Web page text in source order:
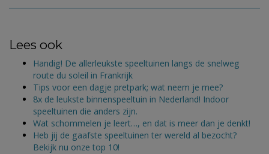
Lees ook
Handig! De allerleukste speeltuinen langs de snelweg
route du soleil in Frankrijk
Tips voor een dagje pretpark; wat neem je mee?
8x de leukste binnenspeeltuin in Nederland! Indoor
speeltuinen die anders zijn.
Wat schommelen je leert…, en dat is meer dan je denkt!
Heb jij de gaafste speeltuinen ter wereld al bezocht?
Bekijk nu onze top 10!